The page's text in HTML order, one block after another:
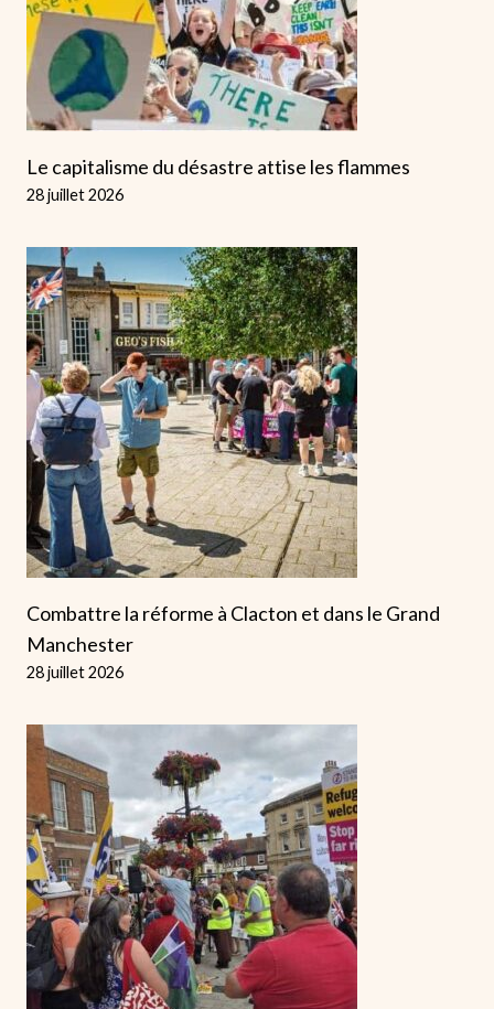
Le capitalisme du désastre attise les flammes
28 juillet 2026
Combattre la réforme à Clacton et dans le Grand
Manchester
28 juillet 2026